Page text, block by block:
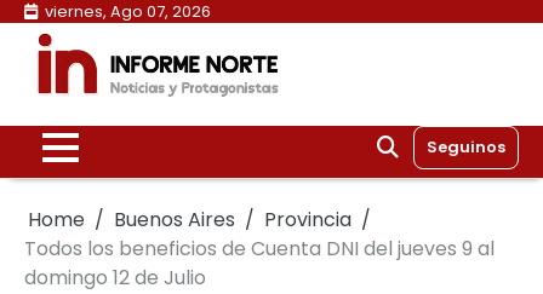
Skip
content
viernes, Ago 07, 2026
Seguinos
Home Buenos Aires
Provincia
Todos los beneficios de Cuenta DNI del jueves 9 al
domingo 12 de Julio